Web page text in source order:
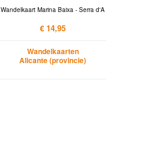
Wandelkaart Marina Baixa - Serra d'A
€ 14,95
Wandelkaarten
Alicante (provincie)